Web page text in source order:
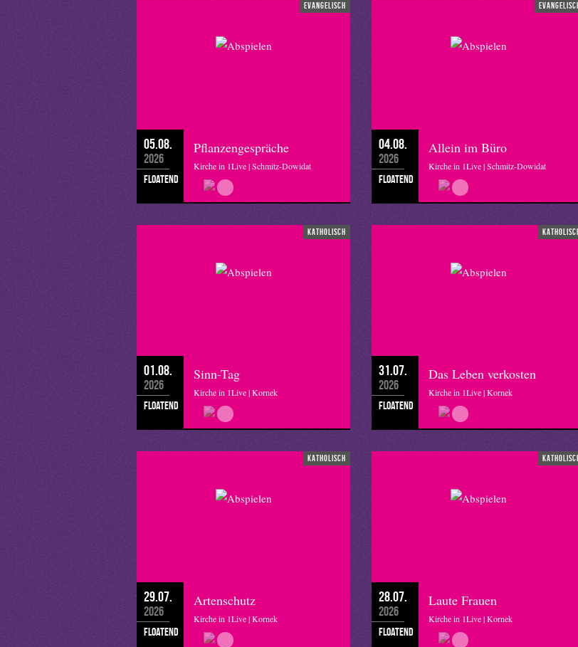
evangelisch
05.08.
2026
floatend
Pflanzengespräche
Kirche in 1Live | Schmitz-Dowidat
04.08.
2026
floatend
Allein im Büro
Kirche in 1Live | Schmitz-Dowidat
katholisch
01.08.
2026
floatend
Sinn-Tag
Kirche in 1Live | Kornek
31.07.
2026
floatend
Das Leben verkosten
Kirche in 1Live | Kornek
katholisch
29.07.
2026
floatend
Artenschutz
Kirche in 1Live | Kornek
28.07.
2026
floatend
Laute Frauen
Kirche in 1Live | Kornek